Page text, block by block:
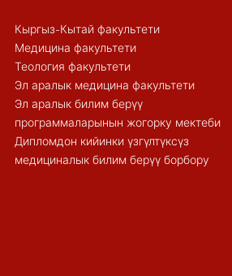
Кыргыз-Кытай факультети
Медицина факультети
Теология факультети
Эл аралык медицина факультети
Эл аралык билим берүү
программаларынын жогорку мектеби
Дипломдон кийинки үзгүлтүксүз
медициналык билим берүү борбору